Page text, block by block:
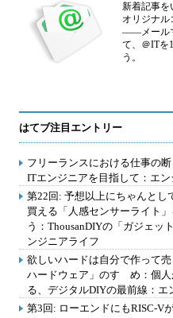
新着記事を
オリジナル
――メール
て、＠ITを
う。
はてブ注目エントリー
フリーランスにおける仕事の
ITエンジニアを目指して：エ
第22回: 予想以上にちゃんとし
買える「人感センサーライト
う：ThousanDIYの「ガジェッ
ンジニアライフ
欲しいハードは自分で作って
ハードウェア」のすゝめ：個
る、デジタルDIYの最前線：エ
第3回: ローエンドにもRISC-V